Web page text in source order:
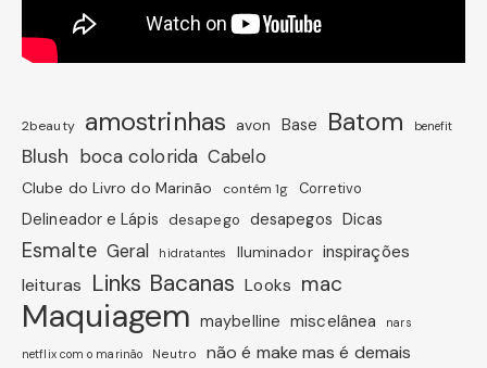
2beauty amostrinhas avon Base Batom benefit
Blush boca colorida Cabelo
Clube do Livro do Marinão contém 1g Corretivo
Delineador e Lápis desapego desapegos Dicas
Esmalte Geral hidratantes Iluminador inspirações
leituras Links Bacanas Looks mac
Maquiagem maybelline miscelânea nars
netflix com o marinão Neutro não é make mas é demais